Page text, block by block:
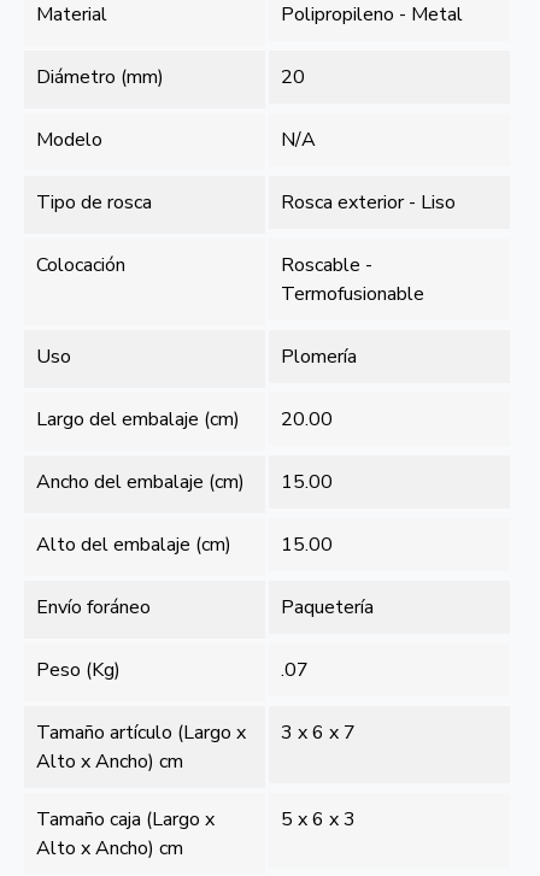
Material Polipropileno - Metal
Diámetro (mm) 20
Modelo N/A
Tipo de rosca Rosca exterior - Liso
Colocación
Roscable -
Termofusionable
Uso Plomería
Largo del embalaje (cm) 20.00
Ancho del embalaje (cm) 15.00
Alto del embalaje (cm) 15.00
Envío foráneo Paquetería
Peso (Kg) .07
Tamaño artículo (Largo x
Alto x Ancho) cm
3 x 6 x 7
Tamaño caja (Largo x
Alto x Ancho) cm
5 x 6 x 3